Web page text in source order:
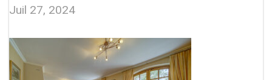
Juil 27, 2024